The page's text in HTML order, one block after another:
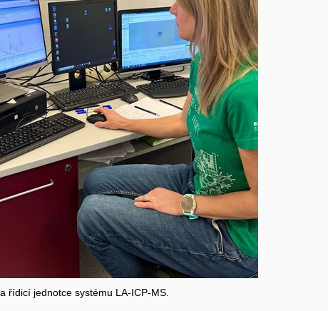
řídicí jednotce systému LA-ICP-MS.